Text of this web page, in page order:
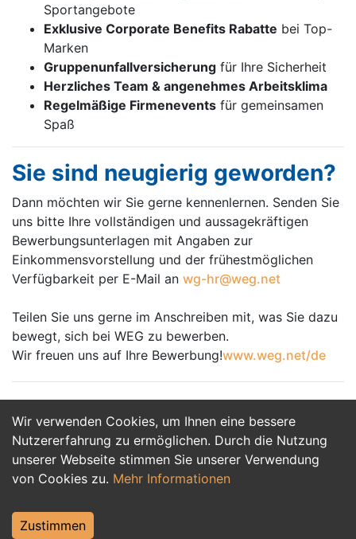
Wir verwenden Cookies, um Ihnen eine bessere
Nutzererfahrung zu ermöglichen. Durch die Nutzung
unserer Webseite stimmen Sie unserer Verwendung
von Cookies zu. Mehr Informationen
Zustimmen
Sportangebote
Exklusive Corporate Benefits Rabatte bei Top-
Marken
Gruppenunfallversicherung für Ihre Sicherheit
Herzliches Team & angenehmes Arbeitsklima
Regelmäßige Firmenevents für gemeinsamen
Spaß
Sie sind neugierig geworden?
Dann möchten wir Sie gerne kennenlernen. Senden Sie
uns bitte Ihre vollständigen und aussagekräftigen
Bewerbungsunterlagen mit Angaben zur
Einkommensvorstellung und der frühestmöglichen
Verfügbarkeit per E-Mail an wg-hr@weg.net
Teilen Sie uns gerne im Anschreiben mit, was Sie dazu
bewegt, sich bei WEG zu bewerben.
Wir freuen uns auf Ihre Bewerbung!www.weg.net/de
Jetzt Bewerben